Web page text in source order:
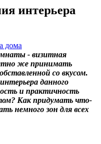
интерьера
дома
- визитная
же принимать
со вкусом.
данного
и практичность
Как придумать что-
немного зон для всех